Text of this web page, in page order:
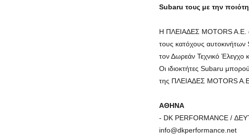
Subaru τους με την
Η ΠΛΕΙΑΔΕΣ MOTORS A.E.
τους κατόχους αυτοκινήτων
τον Δωρεάν Τεχνικό Έλεγχο
Οι ιδιοκτήτες Subaru
της ΠΛΕΙΑΔΕΣ MOTORS
ΑΘΗΝΑ
- DK PERFORMANCE /
info@dkperformance.net